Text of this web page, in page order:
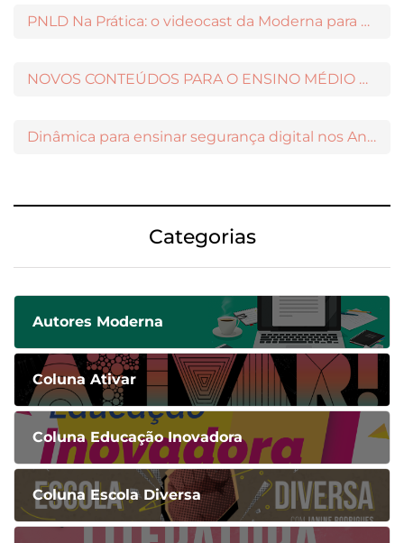
PNLD Na Prática: o videocast da Moderna para apoiar a escolha das obras aprovadas
NOVOS CONTEÚDOS PARA O ENSINO MÉDIO DISPONÍVEIS NO MODERNAMIGOS
Dinâmica para ensinar segurança digital nos Anos Iniciais
Categorias
Autores Moderna
Coluna Ativar
Coluna Educação Inovadora
Coluna Escola Diversa